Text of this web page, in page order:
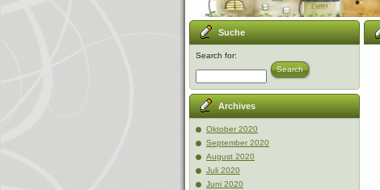
Suche
Search for:
Search
Archives
Oktober 2020
September 2020
August 2020
Juli 2020
Juni 2020